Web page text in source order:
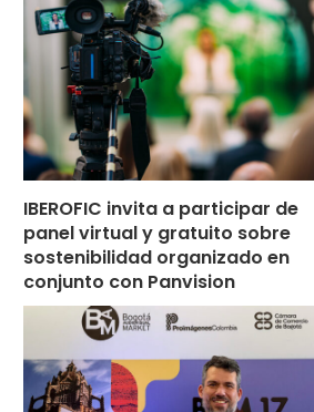
IBEROFIC invita a participar de
panel virtual y gratuito sobre
sostenibilidad organizado en
conjunto con Panvision